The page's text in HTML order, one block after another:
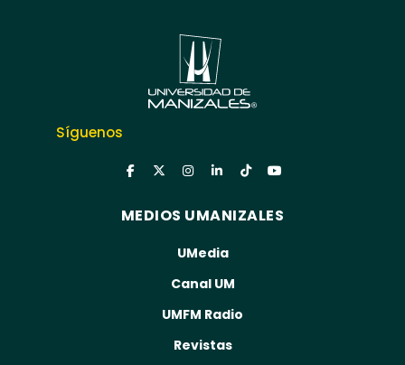
Síguenos
MEDIOS UMANIZALES
UMedia
Canal UM
UMFM Radio
Revistas